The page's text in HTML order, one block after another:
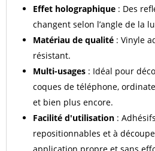
Effet holographique : Des
changent selon l’angle de la
Matériau de qualité : Vinyle
résistant.
Multi-usages : Idéal pour
coques de téléphone,
et bien plus encore.
Facilité d'utilisation :
repositionnables et à